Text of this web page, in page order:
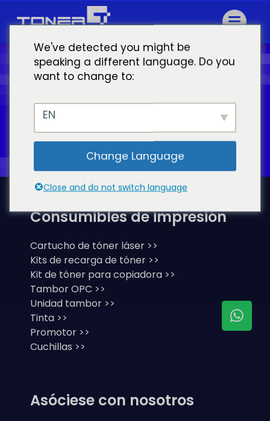
¡Imprima hoy mismo su camino
hacia el éxito con Toner Master!
Solicitud de presupuesto
Consumibles de impresión
Cartucho de tóner láser >>
Kits de recarga de tóner >>
Kit de tóner para copiadora >>
Tambor OPC >>
Unidad tambor >>
Tinta >>
Promotor >>
Cuchillas >>
Asóciese con nosotros
We've detected you might be
speaking a different language. Do you
want to change to:
EN
Change Language
Close and do not switch language